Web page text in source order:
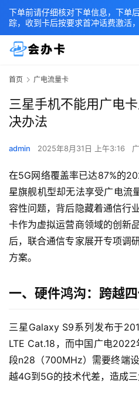
首页 广电流量卡
三星手机不能用广电
决办法
admin 2025年8月31日 上午3:16
在5G网络覆盖率已达87%的
星旗舰机型却无法享受广电流
容性问题，背后隐藏着通信行
卡作为虚拟运营商领域的创新
后，联合通信专家展开专项调
方案。
一、硬件鸿沟：跨越
三星Galaxy S9系列发布于
LTE Cat.18，而中国广电
段n28（700MHz）需要终端
越4G到5G的技术代差，造成三
下单前请仔细核对下单信息，下单
踪，收到卡后按要求首冲话费激活